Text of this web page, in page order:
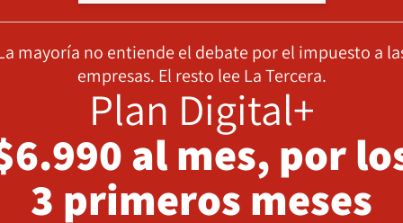
mayoría no entiende el debate por el impuesto a
empresas. El resto lee La Tercera.
Plan Digital+
al mes, por
3 primeros meses